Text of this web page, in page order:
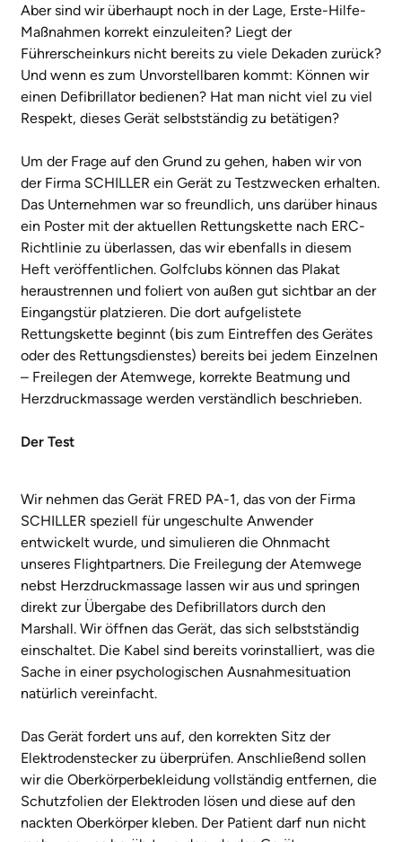
Aber sind wir überhaupt noch in der Lage, Erste-Hilfe-
Maßnahmen korrekt einzuleiten? Liegt der
Führerscheinkurs nicht bereits zu viele Dekaden zurück?
Und wenn es zum Unvorstellbaren kommt: Können wir
einen Defibrillator bedienen? Hat man nicht viel zu viel
Respekt, dieses Gerät selbstständig zu betätigen?
Um der Frage auf den Grund zu gehen, haben wir von
der Firma SCHILLER ein Gerät zu Testzwecken erhalten.
Das Unternehmen war so freundlich, uns darüber hinaus
ein Poster mit der aktuellen Rettungskette nach ERC-
Richtlinie zu überlassen, das wir ebenfalls in diesem
Heft veröffentlichen. Golfclubs können das Plakat
heraustrennen und foliert von außen gut sichtbar an der
Eingangstür platzieren. Die dort aufgelistete
Rettungskette beginnt (bis zum Eintreffen des Gerätes
oder des Rettungsdienstes) bereits bei jedem Einzelnen
– Freilegen der Atemwege, korrekte Beatmung und
Herzdruckmassage werden verständlich beschrieben.
Der Test
Wir nehmen das Gerät FRED PA-1, das von der Firma
SCHILLER speziell für ungeschulte Anwender
entwickelt wurde, und simulieren die Ohnmacht
unseres Flightpartners. Die Freilegung der Atemwege
nebst Herzdruckmassage lassen wir aus und springen
direkt zur Übergabe des Defibrillators durch den
Marshall. Wir öffnen das Gerät, das sich selbstständig
einschaltet. Die Kabel sind bereits vorinstalliert, was die
Sache in einer psychologischen Ausnahmesituation
natürlich vereinfacht.
Das Gerät fordert uns auf, den korrekten Sitz der
Elektrodenstecker zu überprüfen. Anschließend sollen
wir die Oberkörperbekleidung vollständig entfernen, die
Schutzfolien der Elektroden lösen und diese auf den
nackten Oberkörper kleben. Der Patient darf nun nicht